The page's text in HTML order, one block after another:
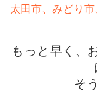
太田市、みどり
もっと早く、
そ